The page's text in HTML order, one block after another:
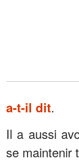
a-t-il dit.
Il a aussi
se maintenir